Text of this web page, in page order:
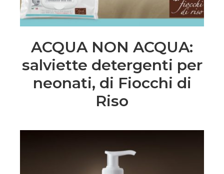
ACQUA NON ACQUA:
salviette detergenti per
neonati, di Fiocchi di
Riso